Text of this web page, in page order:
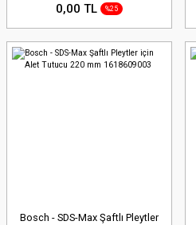
0,00 TL %25
Bosch - SDS-Max Şaftlı Pleytler